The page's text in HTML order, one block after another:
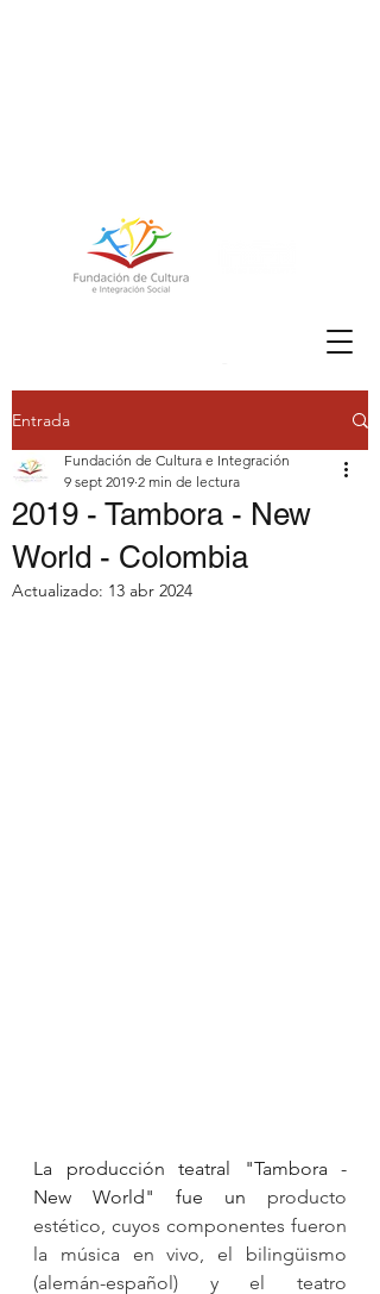
INTEGRACIÓN
SOCIAL
TEATRO
INTERCULTURAL
Entrada
2019 - Tambora - New
World - Colombia
Fundación de Cultura e Integración
9 sept 2019 2 min de lectura
Actualizado: 13 abr 2024
La producción teatral "Tambora -
New World" fue un producto
estético, cuyos componentes fueron
la música en vivo, el bilingüismo
(alemán-español) y el teatro